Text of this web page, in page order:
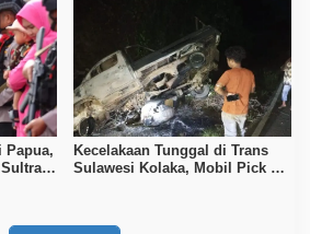
Papua,
Kecelakaan Tunggal di Trans
Sulawesi Kolaka, Mobil Pick Up